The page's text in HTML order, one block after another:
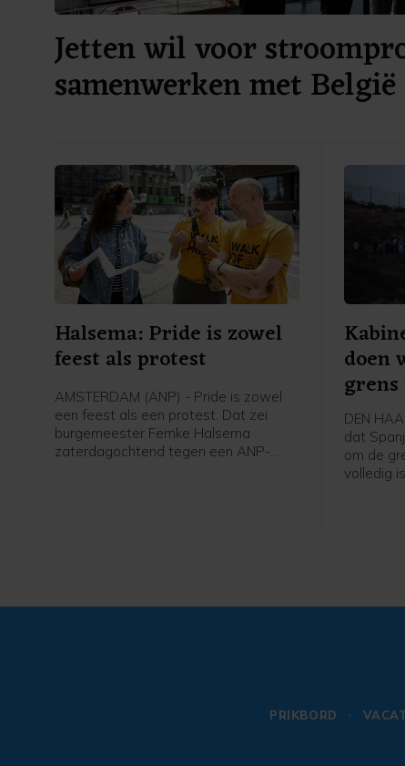
Jetten wil voor
samenwerken met België
Halsema: Pride is zowel
feest als protest
AMSTERDAM (ANP) - Pride is zowel
een feest als een protest. Dat zei
burgemeester Femke Halsema
zaterdagochtend tegen een ANP-
doen
DEN
dat
om de
volledig
PRIKBORD